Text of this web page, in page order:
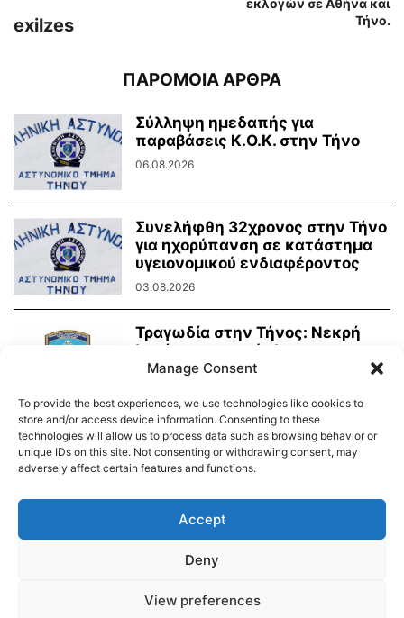
Τήνο.
exilzes
ΠΑΡΟΜΟΙΑ ΑΡΘΡΑ
Σύλληψη ημεδαπής για
παραβάσεις Κ.Ο.Κ. στην Τήνο
06.08.2026
Συνελήφθη 32χρονος στην Τήνο
για ηχορύπανση σε κατάστημα
υγειονομικού ενδιαφέροντος
03.08.2026
Τραγωδία στην Τήνος: Νεκρή
λουόμενη ανασύρθηκε στην
παραλία Λαούτη
Δημοτικό Λιμενικό Ταμείο Τήνου – Άνδρου
© 2026
Manage Consent
To provide the best experiences, we use technologies like cookies to
store and/or access device information. Consenting to these
technologies will allow us to process data such as browsing behavior or
unique IDs on this site. Not consenting or withdrawing consent, may
adversely affect certain features and functions.
Accept
Deny
View preferences